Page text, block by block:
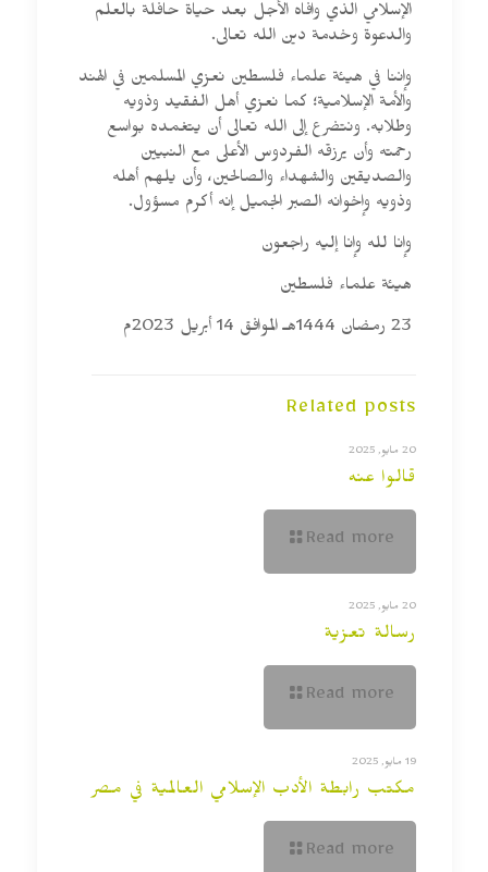
الإسلامي الذي وافاه الأجل بعد حياة حافلة بالعلم
والدعوة وخدمة دين الله تعالى.
وإننا في هيئة علماء فلسطين نعزي المسلمين في الهند
والأمة الإسلامية؛ كما نعزي أهل الفقيد وذويه
وطلابه. ونتضرع إلى الله تعالى أن يتغمده بواسع
رحمته وأن يرزقه الفردوس الأعلى مع النبيين
والصديقين والشهداء والصالحين، وأن يلهم أهله
وذويه وإخوانه الصبر الجميل إنه أكرم مسؤول.
وإنا لله وإنا إليه راجعون
هيئة علماء فلسطين
23 رمضان 1444هـ الموافق 14 أبريل 2023م
Related posts
20 مايو, 2025
قالوا عنه
Read more
20 مايو, 2025
رسالة تعزية
Read more
19 مايو, 2025
مكتب رابطة الأدب الإسلامي العالمية في مصر
Read more